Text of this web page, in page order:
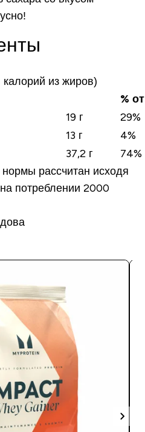
калорий из жиров)
%
19 г
29%
13 г
4%
37,2 г
74%
рассчитан исходя
потреблении 2000